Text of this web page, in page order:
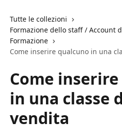
Tutte le collezioni
Formazione dello staff / Account
Formazione
Come inserire qualcuno in una
Come
in una classe
vendita